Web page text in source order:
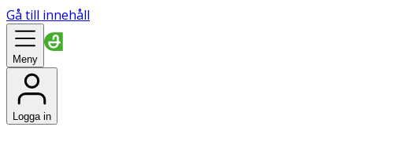
Gå till innehåll
Meny
Logga in